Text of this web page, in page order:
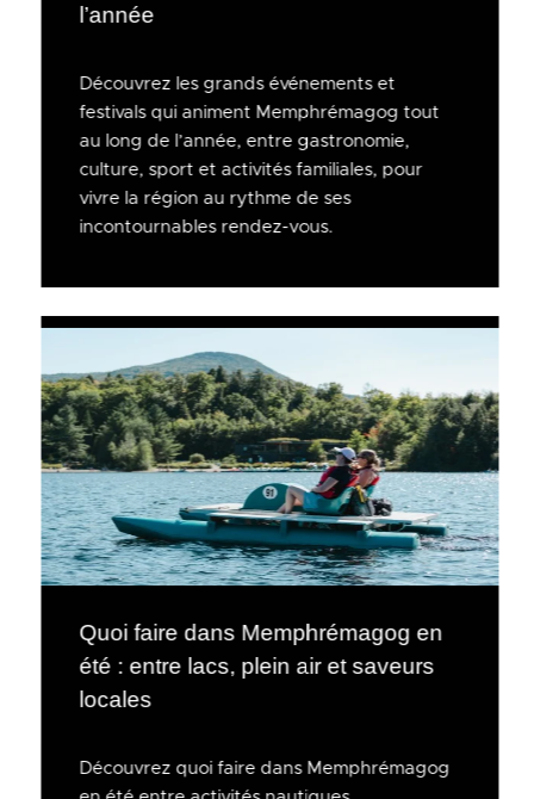
l’année
Découvrez les grands événements et
festivals qui animent Memphrémagog tout
au long de l’année, entre gastronomie,
culture, sport et activités familiales, pour
vivre la région au rythme de ses
incontournables rendez-vous.
Quoi faire dans Memphrémagog en
été : entre lacs, plein air et saveurs
locales
Découvrez quoi faire dans Memphrémagog